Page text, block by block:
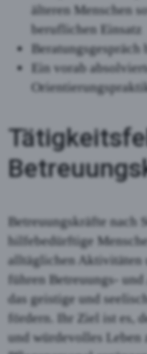
älteren Menschen
beruflichen Einsatz
Beratungsgespräch
Ein vorab
Betreuungskräfte nach
hilfebedürftige
alltäglichen Aktivitäten
führen Betreuungs-
das geistige und
fördern. Ihr Ziel ist es,
und würdevolles Leben